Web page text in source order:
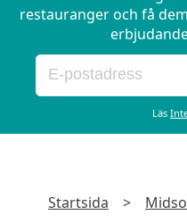
restauranger och få
Läs
Startsida >